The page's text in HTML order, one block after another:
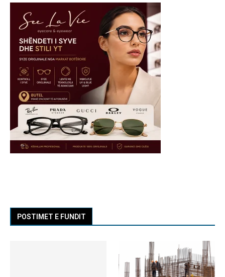
POSTIMET E FUNDIT